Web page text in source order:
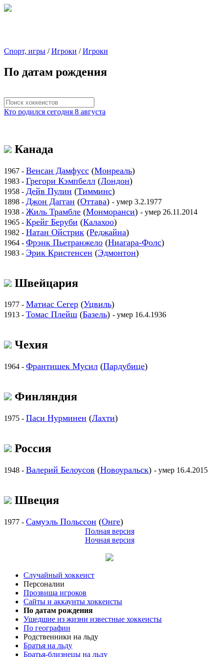
Спорт, игры /Игроки /Игроки
По датам рождения
Кто родился сегодня 8 августа
Канада
1967 - Венсан Дамфусс (Монреаль)
1983 - Грегори Кэмпбелл (Лондон)
1958 - Дейв Пулин (Тимминс)
1898 - Джон Дагган (Оттава) - умер 3.2.1977
1938 - Жиль Трамбле (Монморанси) - умер 26.11.2014
1965 - Крейг Беруби (Калахоо)
1982 - Натан Ойстрик (Реджайна)
1964 - Фрэнк Пьетранжело (Ниагара-Фолс)
1983 - Эрик Кристенсен (Эдмонтон)
Швейцария
1977 - Матиас Сегер (Уцвиль)
1913 - Томас Плейш (Базель) - умер 16.4.1936
Чехия
1964 - Франтишек Мусил (Пардубице)
Финляндия
1975 - Паси Нурминен (Лахти)
Россия
1948 - Валерий Белоусов (Новоуральск) - умер 16.4.2015
Швеция
1977 - Самуэль Польссон (Онге)
Полная версия
Ночная версия
Случайный хоккеист
Персоналии
Прозвища игроков
Сайты и аккаунты хоккеисты
По датам рождения
Ушедшие из жизни известные хоккеисты
По географии
Родственники на льду
Братья на льду
Братья-близнецы на льду